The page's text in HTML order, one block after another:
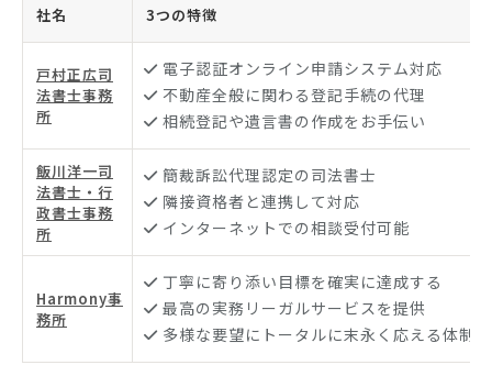
社名 3つの特徴
戸村正広司
法書士事務
所
電子認証オンライン申請システム対応
不動産全般に関わる登記手続の代理
相続登記や遺言書の作成をお手伝い
飯川洋一司
法書士・行
政書士事務
所
簡裁訴訟代理認定の司法書士
隣接資格者と連携して対応
インターネットでの相談受付可能
Harmony事
務所
丁寧に寄り添い目標を確実に達成する
最高の実務リーガルサービスを提供
多様な要望にトータルに末永く応える体制